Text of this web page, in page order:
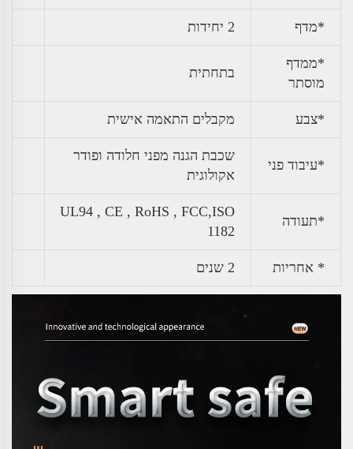
*מדף 2 יחידות
*ממדף
מוסתר
בתחתית
*צבע מקבלים התאמה אישית
*עיבוד פני
שכבת הגנה מפני חלודה ופודר
אקולוגית
*תעודה
UL94 , CE , RoHS , FCC,ISO
1182
* אחריות 2 שנים